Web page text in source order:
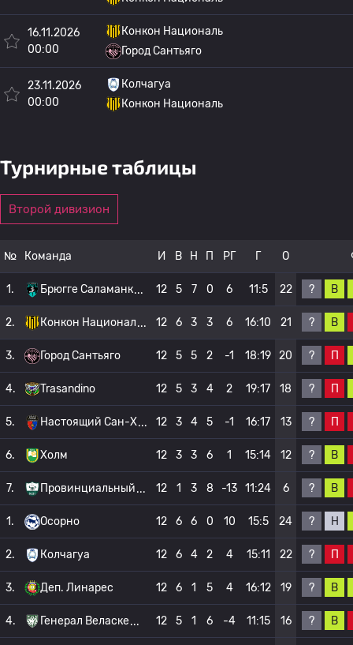
16.11.2026
00:00
Конкон Националь
Город Сантьяго
23.11.2026
00:00
Колчагуа
Конкон Националь
Турнирные таблицы
Второй дивизион
№ Команда И В Н П РГ Г О
1. Брюгге Саламанк 12 5 7 0 6 11:5 22 ? В
2. Конкон Национал 12 6 3 3 6 16:10 21 ? В
3. Город Сантьяго 12 5 5 2 -1 18:19 20 ? П
4. Trasandino 12 5 3 4 2 19:17 18 ? П
5. Настоящий Сан-Х 12 3 4 5 -1 16:17 13 ? П
6. Холм 12 3 3 6 1 15:14 12 ? В
7. Провинциальный 12 1 3 8 -13 11:24 6 ? В
1. Осорно 12 6 6 0 10 15:5 24 ? Н
2. Колчагуа 12 6 4 2 4 15:11 22 ? П
3. Деп. Линарес 12 6 1 5 4 16:12 19 ? В
4. Генерал Веласке 12 5 1 6 -4 11:15 16 ? В